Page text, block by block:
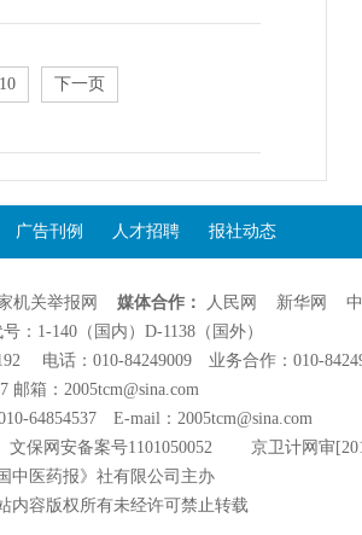
10 下一页
广告刊例 人才招聘 报社动态
机关举报网 媒体合作： 人民网 新华网
：1-140（国内）D-1138（国外）
电话：010-84249009 业务合作：010-
邮箱：2005tcm@sina.com
64854537 E-mail：2005tcm@sina.com
网安备案号1101050052 京卫计网审
中医药报》社有限公司主办
内容版权所有未经许可禁止转载